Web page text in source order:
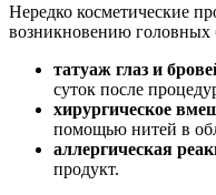
Нередко косметические
возникновению головных
татуаж глаз и
суток после
хирургическое
помощью нитей в
аллергическая
продукт.